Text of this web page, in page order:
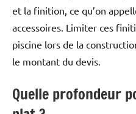
et la finition, ce qu’on
accessoires. Limiter ces
piscine lors de la
le montant du devis.
Quelle profondeur